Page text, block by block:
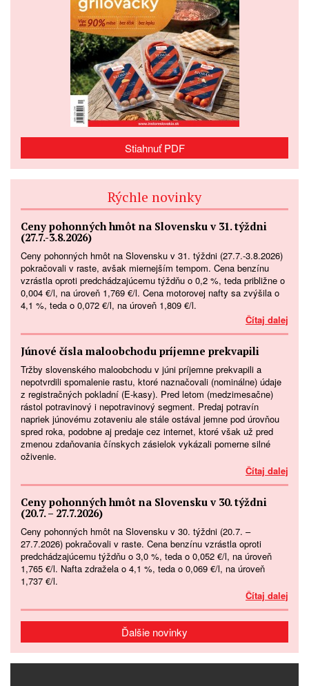
Stiahnuť PDF
Rýchle novinky
Ceny pohonných hmôt na Slovensku v 31. týždni
(27.7.-3.8.2026)
Ceny pohonných hmôt na Slovensku v 31. týždni (27.7.-3.8.2026)
pokračovali v raste, avšak miernejším tempom. Cena benzínu
vzrástla oproti predchádzajúcemu týždňu o 0,2 %, teda približne o
0,004 €/l, na úroveň 1,769 €/l. Cena motorovej nafty sa zvýšila o
4,1 %, teda o 0,072 €/l, na úroveň 1,809 €/l.
Čítaj dalej
Júnové čísla maloobchodu príjemne prekvapili
Tržby slovenského maloobchodu v júni príjemne prekvapili a
nepotvrdili spomalenie rastu, ktoré naznačovali (nominálne) údaje
z registračných pokladní (E-kasy). Pred letom (medzimesačne)
rástol potravinový i nepotravinový segment. Predaj potravín
napriek júnovému zotaveniu ale stále ostával jemne pod úrovňou
spred roka, podobne aj predaje cez internet, ktoré však už pred
zmenou zdaňovania čínskych zásielok vykázali pomerne silné
oživenie.
Čítaj dalej
Ceny pohonných hmôt na Slovensku v 30. týždni
(20.7. – 27.7.2026)
Ceny pohonných hmôt na Slovensku v 30. týždni (20.7. –
27.7.2026) pokračovali v raste. Cena benzínu vzrástla oproti
predchádzajúcemu týždňu o 3,0 %, teda o 0,052 €/l, na úroveň
1,765 €/l. Nafta zdražela o 4,1 %, teda o 0,069 €/l, na úroveň
1,737 €/l.
Čítaj dalej
Ďalšie novinky